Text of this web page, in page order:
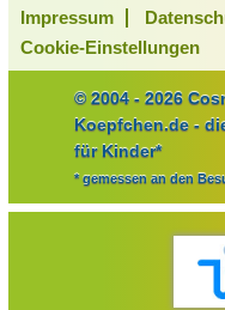
Impressum
Cookie-Einstellungen
© 2004 - 2026
Koepfchen.de -
für Kinder*
* gemessen an den